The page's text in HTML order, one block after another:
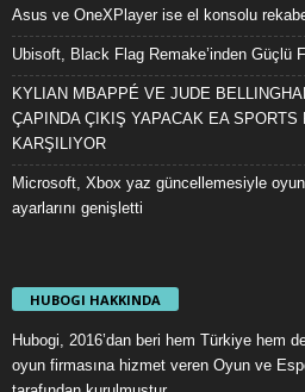
Asus ve OneXPlayer ise el konsolu
Ubisoft, Black Flag Remake’inden Güçlü
KYLIAN MBAPPÉ VE JUDE
ÇAPINDA ÇIKIŞ YAPACAK EA SPORTS
KARŞILIYOR
Microsoft, Xbox yaz güncellemesiyle
ayarlarını genişletti
HUBOGI HAKKINDA
Hubogi, 2016’dan beri hem Türkiye hem
oyun firmasına hizmet veren Oyun ve